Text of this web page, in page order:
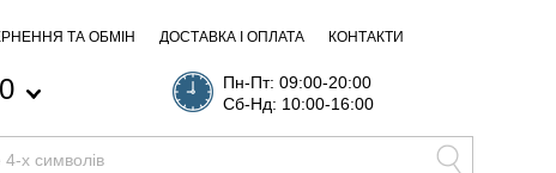
ТА ОБМІН ДОСТАВКА І ОПЛАТА КОНТАКТИ
Пн-Пт: 09:00-20:00
Сб-Нд: 10:00-16:00